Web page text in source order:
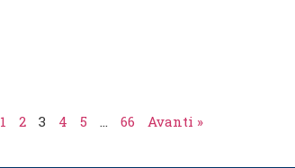
1 2 3 4 5 … 66 Avanti »